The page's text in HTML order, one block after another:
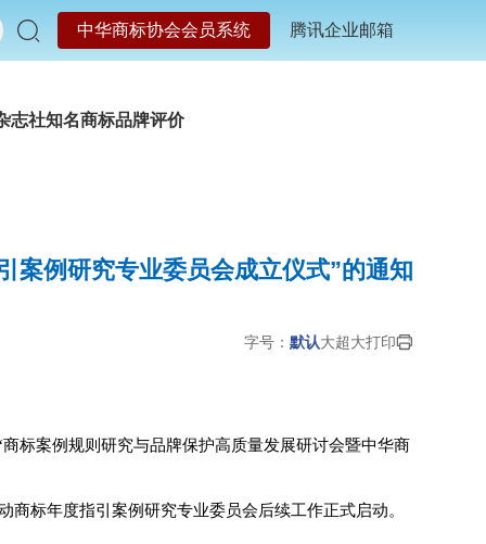
中华商标协会会员系统 腾讯企业邮箱
志社知名商标品牌评价
案例研究专业委员会成立仪式”的通知
字号： 默认大超大打印
标案例规则研究与品牌保护高质量发展研讨会暨中华商
标年度指引案例研究专业委员会后续工作正式启动。